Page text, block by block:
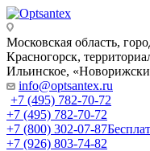
Московская область,
Красногорск,
Ильинское,
info@optsantex.ru
+7 (495) 782-70-72
+7 (495) 782-70-72
+7 (800) 302-07-87
+7 (926) 803-74-82